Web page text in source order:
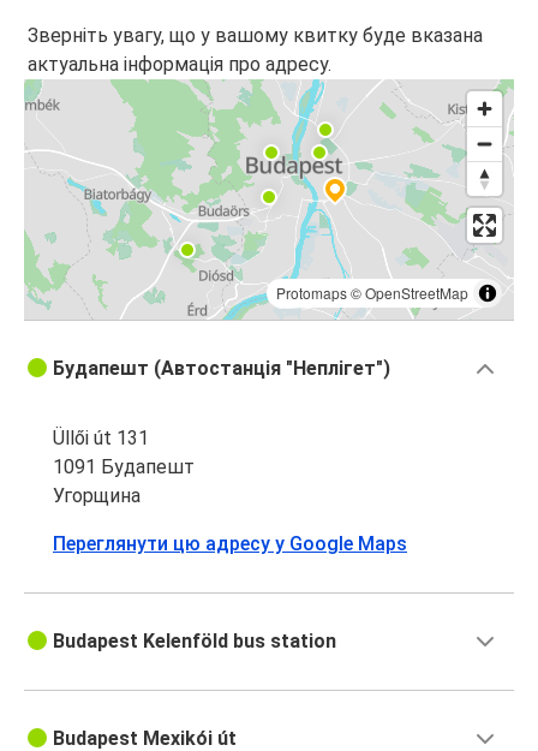
Зверніть увагу, що у вашому квитку буде вказана
актуальна інформація про адресу.
Protomaps©OpenStreetMap
Будапешт (Автостанція "Неплігет")
Üllői út 131
1091 Будапешт
Угорщина
Переглянути цю адресу у Google Maps
Budapest Kelenföld bus station
Budapest Mexikói út